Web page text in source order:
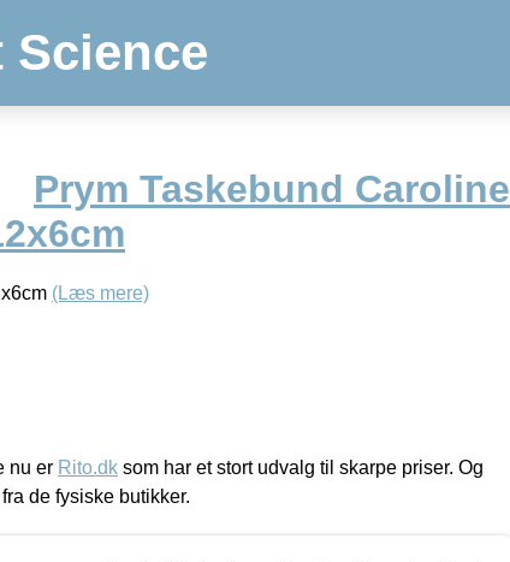
Science
Prym Taskebund Caroline
(Læs mere)
nu er Rito.dk som har et stort udvalg til skarpe priser. Og
de fysiske butikker.